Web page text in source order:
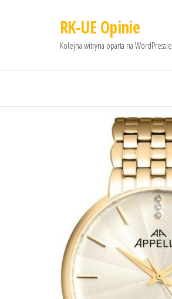
RK-UE Opinie
Kolejna witryna oparta na WordPressie